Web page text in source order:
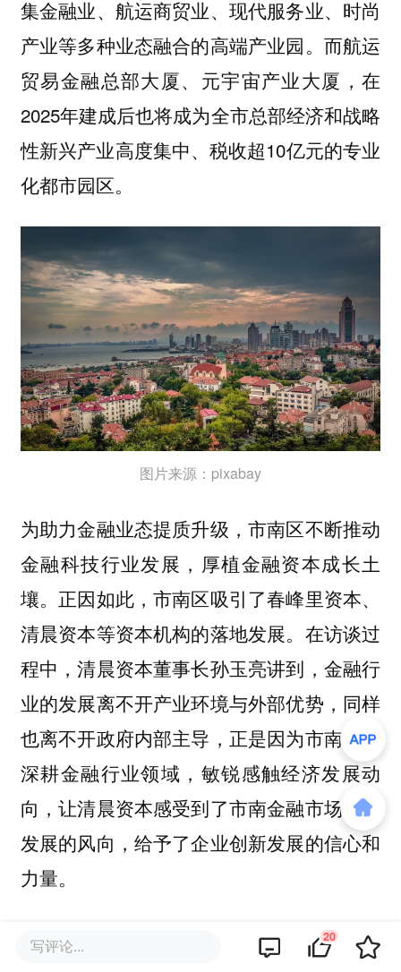
集金融业、航运商贸业、现代服务业、时尚
产业等多种业态融合的高端产业园。而航运
贸易金融总部大厦、元宇宙产业大厦，在
2025年建成后也将成为全市总部经济和战略
性新兴产业高度集中、税收超10亿元的专业
化都市园区。
图片来源：pixabay
为助力金融业态提质升级，市南区不断推动
金融科技行业发展，厚植金融资本成长土
壤。正因如此，市南区吸引了春峰里资本、
清晨资本等资本机构的落地发展。在访谈过
程中，清晨资本董事长孙玉亮讲到，金融行
业的发展离不开产业环境与外部优势，同样
也离不开政府内部主导，正是因为市南政府
深耕金融行业领域，敏锐感触经济发展动
向，让清晨资本感受到了市南金融市场长足
发展的风向，给予了企业创新发展的信心和
力量。
无独有偶，同样作为市南资本市场重要的一
写评论... 20